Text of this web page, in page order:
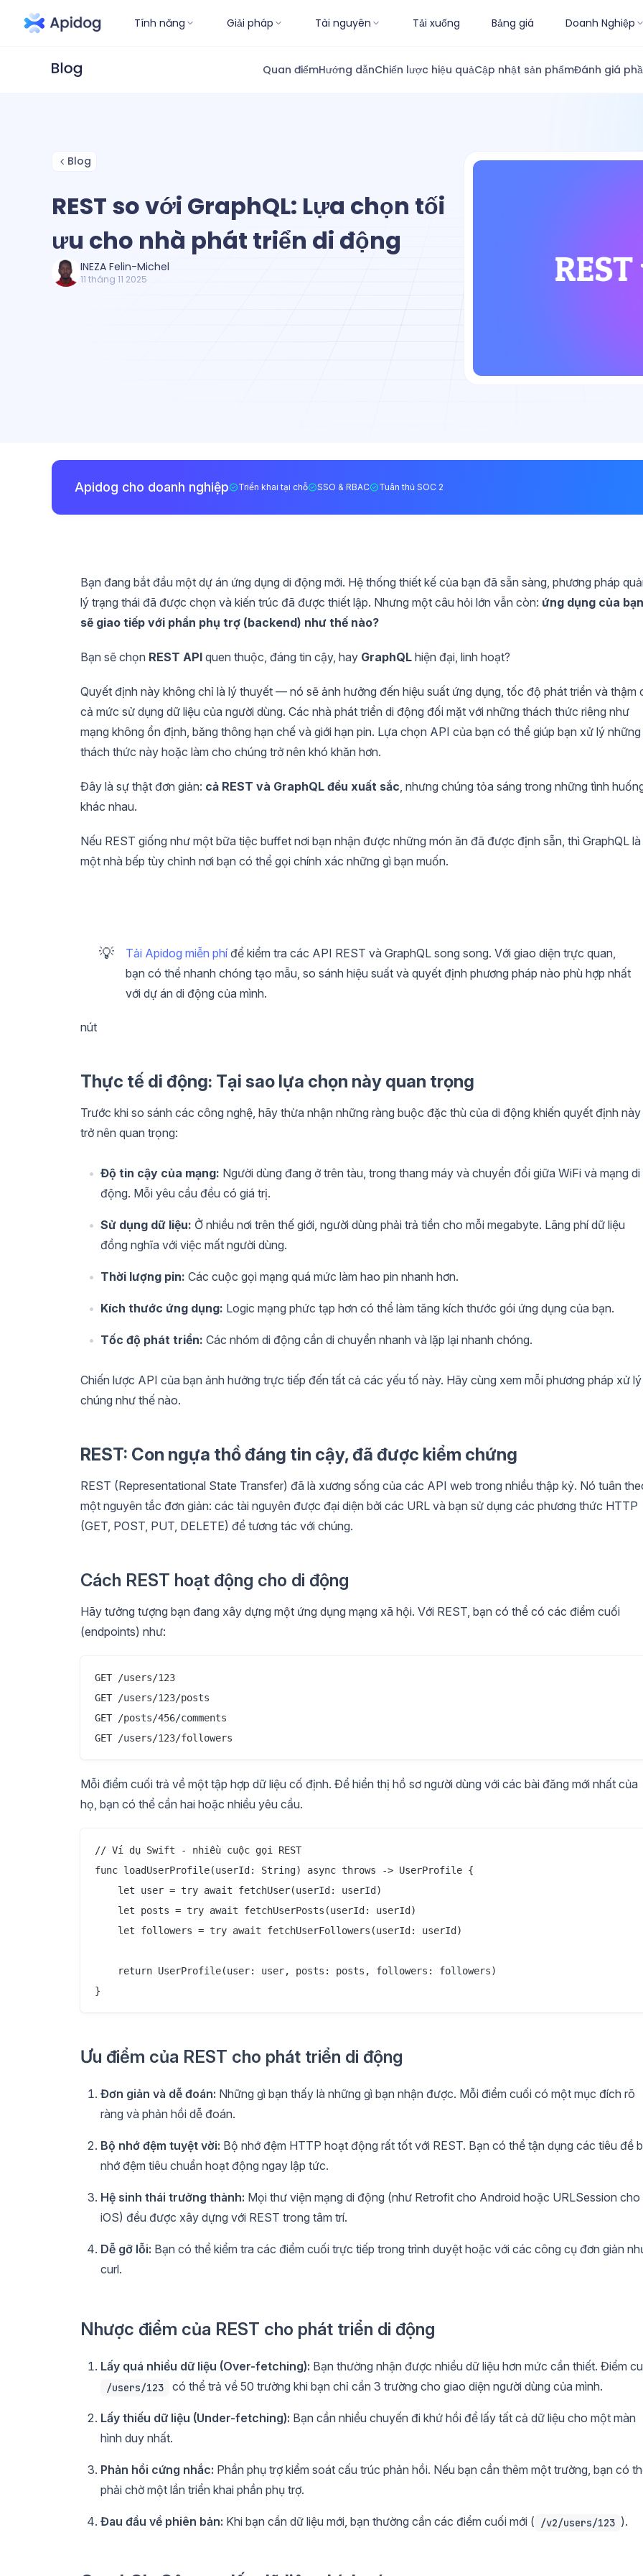
Tính năng Giải pháp Tài nguyên Tải xuống Bảng giá Doanh Nghiệp
Quan điểmHướng dẫnChiến lược hiệu quảCập nhật sản phẩmĐánh giá
Blog
REST so với GraphQL: Lựa chọn tối
ưu cho nhà phát triển di động
INEZA Felin-Michel
11 tháng 11 2025
Apidog cho doanh nghiệp Triển khai tại chỗ SSO & RBAC Tuân thủ SOC 2
Bạn đang bắt đầu một dự án ứng dụng di động mới. Hệ thống thiết kế của bạn đã sẵn sàng, phương pháp
lý trạng thái đã được chọn và kiến trúc đã được thiết lập. Nhưng một câu hỏi lớn vẫn còn: ứng dụng của bạn
sẽ giao tiếp với phần phụ trợ (backend) như thế nào?
Bạn sẽ chọn REST API quen thuộc, đáng tin cậy, hay GraphQL hiện đại, linh hoạt?
Quyết định này không chỉ là lý thuyết — nó sẽ ảnh hưởng đến hiệu suất ứng dụng, tốc độ phát triển và thậm
cả mức sử dụng dữ liệu của người dùng. Các nhà phát triển di động đối mặt với những thách thức riêng như
mạng không ổn định, băng thông hạn chế và giới hạn pin. Lựa chọn API của bạn có thể giúp bạn xử lý những
thách thức này hoặc làm cho chúng trở nên khó khăn hơn.
Đây là sự thật đơn giản: cả REST và GraphQL đều xuất sắc, nhưng chúng tỏa sáng trong những tình
khác nhau.
Nếu REST giống như một bữa tiệc buffet nơi bạn nhận được những món ăn đã được định sẵn, thì GraphQL là
một nhà bếp tùy chỉnh nơi bạn có thể gọi chính xác những gì bạn muốn.
💡 Tải Apidog miễn phíđể kiểm tra các API REST và GraphQL song song. Với giao diện trực quan,
bạn có thể nhanh chóng tạo mẫu, so sánh hiệu suất và quyết định phương pháp nào phù hợp nhất
với dự án di động của mình.
nút
Thực tế di động: Tại sao lựa chọn này quan trọng
Trước khi so sánh các công nghệ, hãy thừa nhận những ràng buộc đặc thù của di động khiến quyết định này
trở nên quan trọng:
Độ tin cậy của mạng: Người dùng đang ở trên tàu, trong thang máy và chuyển đổi giữa WiFi và mạng di
động. Mỗi yêu cầu đều có giá trị.
Sử dụng dữ liệu: Ở nhiều nơi trên thế giới, người dùng phải trả tiền cho mỗi megabyte. Lãng phí dữ liệu
đồng nghĩa với việc mất người dùng.
Thời lượng pin: Các cuộc gọi mạng quá mức làm hao pin nhanh hơn.
Kích thước ứng dụng: Logic mạng phức tạp hơn có thể làm tăng kích thước gói ứng dụng của bạn.
Tốc độ phát triển: Các nhóm di động cần di chuyển nhanh và lặp lại nhanh chóng.
Chiến lược API của bạn ảnh hưởng trực tiếp đến tất cả các yếu tố này. Hãy cùng xem mỗi phương pháp xử lý
chúng như thế nào.
REST: Con ngựa thồ đáng tin cậy, đã được kiểm chứng
REST (Representational State Transfer) đã là xương sống của các API web trong nhiều thập kỷ. Nó tuân
một nguyên tắc đơn giản: các tài nguyên được đại diện bởi các URL và bạn sử dụng các phương thức HTTP
(GET, POST, PUT, DELETE) để tương tác với chúng.
Cách REST hoạt động cho di động
Hãy tưởng tượng bạn đang xây dựng một ứng dụng mạng xã hội. Với REST, bạn có thể có các điểm cuối
(endpoints) như:
GET /users/123
GET /users/123/posts
GET /posts/456/comments
Mỗi điểm cuối trả về một tập hợp dữ liệu cố định. Để hiển thị hồ sơ người dùng với các bài đăng mới nhất của
họ, bạn có thể cần hai hoặc nhiều yêu cầu.
// Ví dụ Swift - nhiều cuộc gọi REST
func loadUserProfile(userId: String) async throws -> UserProfile {
    let user = try await fetchUser(userId: userId)
    let posts = try await fetchUserPosts(userId: userId)
    let followers = try await fetchUserFollowers(userId: userId)
    return UserProfile(user: user, posts: posts, followers: followers)
Ưu điểm của REST cho phát triển di động
Đơn giản và dễ đoán: Những gì bạn thấy là những gì bạn nhận được. Mỗi điểm cuối có một mục đích rõ
ràng và phản hồi dễ đoán.
Bộ nhớ đệm tuyệt vời: Bộ nhớ đệm HTTP hoạt động rất tốt với REST. Bạn có thể tận dụng các tiêu đề
nhớ đệm tiêu chuẩn hoạt động ngay lập tức.
Hệ sinh thái trưởng thành: Mọi thư viện mạng di động (như Retrofit cho Android hoặc URLSession cho
iOS) đều được xây dựng với REST trong tâm trí.
Dễ gỡ lỗi: Bạn có thể kiểm tra các điểm cuối trực tiếp trong trình duyệt hoặc với các công cụ đơn giản
curl.
Nhược điểm của REST cho phát triển di động
Lấy quá nhiều dữ liệu (Over-fetching): Bạn thường nhận được nhiều dữ liệu hơn mức cần thiết. Điểm
/users/123 có thể trả về 50 trường khi bạn chỉ cần 3 trường cho giao diện người dùng của mình.
Lấy thiếu dữ liệu (Under-fetching): Bạn cần nhiều chuyến đi khứ hồi để lấy tất cả dữ liệu cho một màn
hình duy nhất.
Phản hồi cứng nhắc: Phần phụ trợ kiểm soát cấu trúc phản hồi. Nếu bạn cần thêm một trường, bạn có
phải chờ một lần triển khai phần phụ trợ.
Đau đầu về phiên bản: Khi bạn cần dữ liệu mới, bạn thường cần các điểm cuối mới ( /v2/users/123 ).